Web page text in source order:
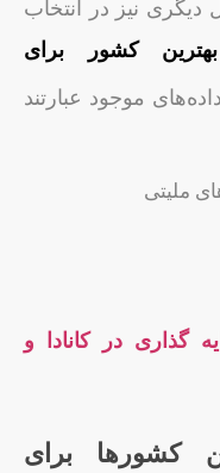
دیگری نیز در انتخاب
بهترین کشور برای
موجود عبارتند
ملیتی
گذاری در کانادا و
کشورها برای